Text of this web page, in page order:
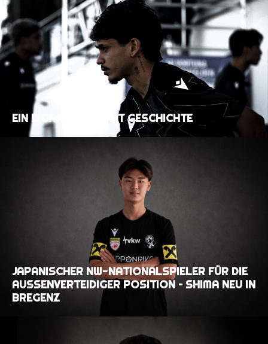
EIN LIGAAUFTAKT MIT GESCHICHTE
JAPANISCHER NW-NATIONALSPIELER FÜR DIE
AUSSENVERTEIDIGER POSITION – SHIMA NEU IN B
REGENZ